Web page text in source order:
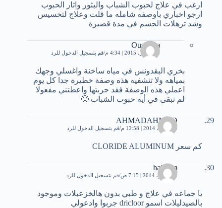
ارغب في علاج لحبوب الشباب والبثور واثار الحبوب
ارجو اخباري باوصفه شامله ما قلت وعلاج لتخسيس
وشد ترهلات الجسم في مدة قصيرة
Oussama
24 أكتوبر، 2015 | 4:34 م قم بتسجيل الدخول للرد
بخري البقدونس في مياه ساخنة واغسلي وجهك
بمياهه ولا تنشفيه هذه وصفة خطيرة جدا كل يوم
اعملي هذه الوصفة فقد جربتها واعطتني مفعولا
لم تبقى في أية حبوب الشباب 🙂
AHMADAHMAD
13 أبريل، 2014 | 12:58 م قم بتسجيل الدخول للرد
كم سعر CLORIDE ALUMINUM
hakeem
1 سبتمبر، 2014 | 7:15 ص قم بتسجيل الدخول للرد
يا جماعه في علاج و طبي بدون هالخزعبلات وموجود
بالصيدليلات اسمو dricloor جربوا وادعولي